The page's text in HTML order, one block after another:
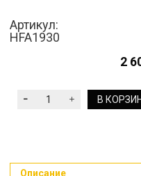
Артикул:
HFA1930
2
В
Описание